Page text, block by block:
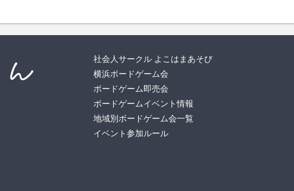
社会人サークル よこはまあそび
横浜ボードゲーム会
ボードゲーム即売会
ボードゲームイベント情報
地域別ボードゲーム会一覧
イベント参加ルール